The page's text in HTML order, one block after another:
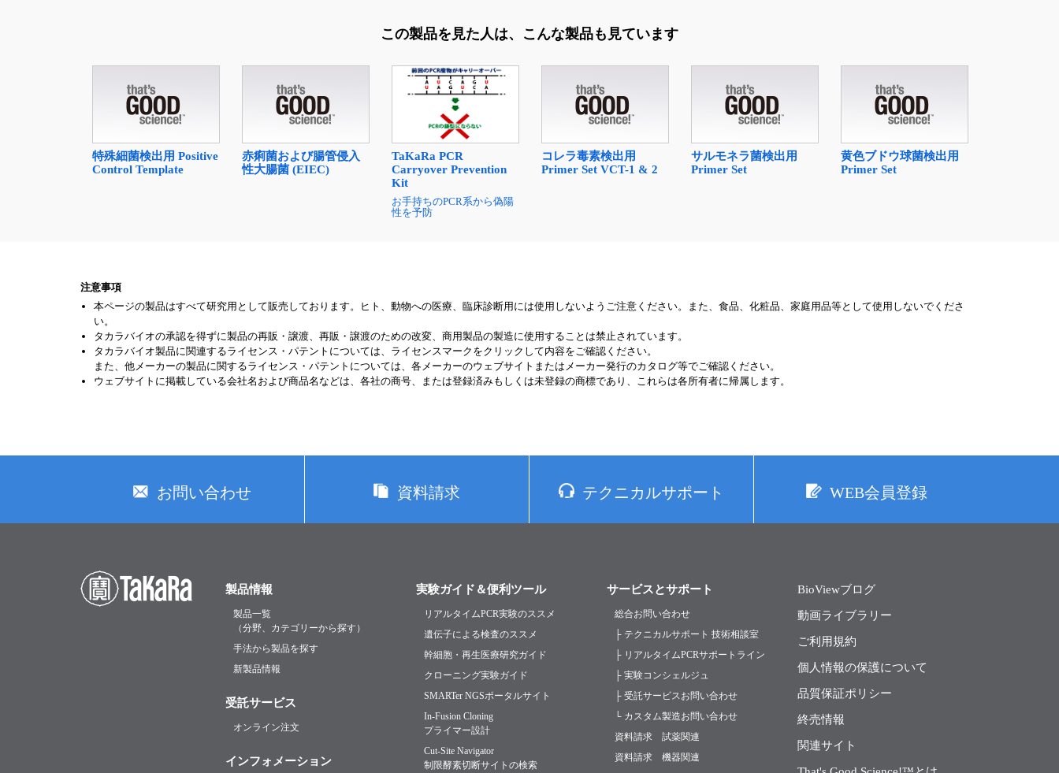
この製品を見た人は、 こんな製品も見ています
特殊細菌検出用 Positive
Control Template
赤痢菌および腸管侵入
性大腸菌 (EIEC)
TaKaRa PCR
Carryover Prevention
Kit
お手持ちのPCR系から偽陽
性を予防
コレラ毒素検出用
Primer Set VCT-1 & 2
サルモネラ菌検出用
Primer Set
黄色ブドウ球菌検出用
Primer Set
注意事項
本ページの製品はすべて研究用として販売しております。ヒト、動物への医療、臨床診断用には使用しないようご注意ください。また、食品、化粧品、家庭用品等として使用しないでくださ
い。
タカラバイオの承認を得ずに製品の再販・譲渡、再販・譲渡のための改変、商用製品の製造に使用することは禁止されています。
タカラバイオ製品に関連するライセンス・パテントについては、ライセンスマークをクリックして内容をご確認ください。
また、他メーカーの製品に関するライセンス・パテントについては、各メーカーのウェブサイトまたはメーカー発行のカタログ等でご確認ください。
ウェブサイトに掲載している会社名および商品名などは、各社の商号、または登録済みもしくは未登録の商標であり、これらは各所有者に帰属します。
お問い合わせ 資料請求 テクニカルサポート WEB会員登録
製品情報
製品一覧
（分野、カテゴリーから探す）
手法から製品を探す
新製品情報
受託サービス
オンライン注文
インフォメーション
実験ガイド＆便利ツール
リアルタイムPCR実験のススメ
遺伝子による検査のススメ
幹細胞・再生医療研究ガイド
クローニング実験ガイド
SMARTer NGSポータルサイト
In-Fusion Cloning
プライマー設計
Cut-Site Navigator
制限酵素切断サイトの検索
サービスとサポート
総合お問い合わせ
├ テクニカルサポート 技術相談室
├ リアルタイムPCRサポートライン
├ 実験コンシェルジュ
├ 受託サービスお問い合わせ
└ カスタム製造お問い合わせ
資料請求 試薬関連
資料請求 機器関連
BioViewブログ
動画ライブラリー
ご利用規約
個人情報の保護について
品質保証ポリシー
終売情報
関連サイト